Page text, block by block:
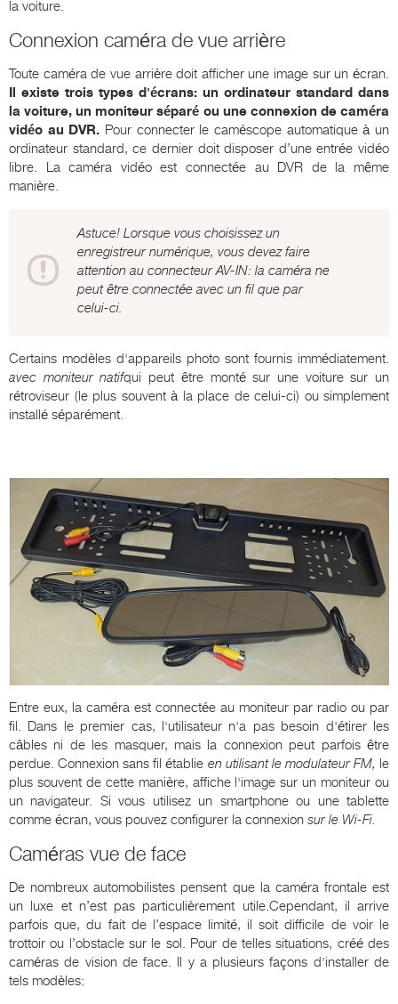
la voiture.
Connexion caméra de vue arrière
Toute caméra de vue arrière doit afficher une image sur un écran.
Il existe trois types d'écrans: un ordinateur standard dans
la voiture, un moniteur séparé ou une connexion de caméra
vidéo au DVR. Pour connecter le caméscope automatique à un
ordinateur standard, ce dernier doit disposer d’une entrée vidéo
libre. La caméra vidéo est connectée au DVR de la même
manière.
Astuce! Lorsque vous choisissez un
enregistreur numérique, vous devez faire
attention au connecteur AV-IN: la caméra ne
peut être connectée avec un fil que par
celui-ci.
Certains modèles d'appareils photo sont fournis immédiatement.
avec moniteur natifqui peut être monté sur une voiture sur un
rétroviseur (le plus souvent à la place de celui-ci) ou simplement
installé séparément.
Entre eux, la caméra est connectée au moniteur par radio ou par
fil. Dans le premier cas, l'utilisateur n'a pas besoin d'étirer les
câbles ni de les masquer, mais la connexion peut parfois être
perdue. Connexion sans fil établie en utilisant le modulateur FM, le
plus souvent de cette manière, affiche l'image sur un moniteur ou
un navigateur. Si vous utilisez un smartphone ou une tablette
comme écran, vous pouvez configurer la connexion sur le Wi-Fi.
Caméras vue de face
De nombreux automobilistes pensent que la caméra frontale est
un luxe et n’est pas particulièrement utile.Cependant, il arrive
parfois que, du fait de l’espace limité, il soit difficile de voir le
trottoir ou l’obstacle sur le sol. Pour de telles situations, créé des
caméras de vision de face. Il y a plusieurs façons d'installer de
tels modèles: